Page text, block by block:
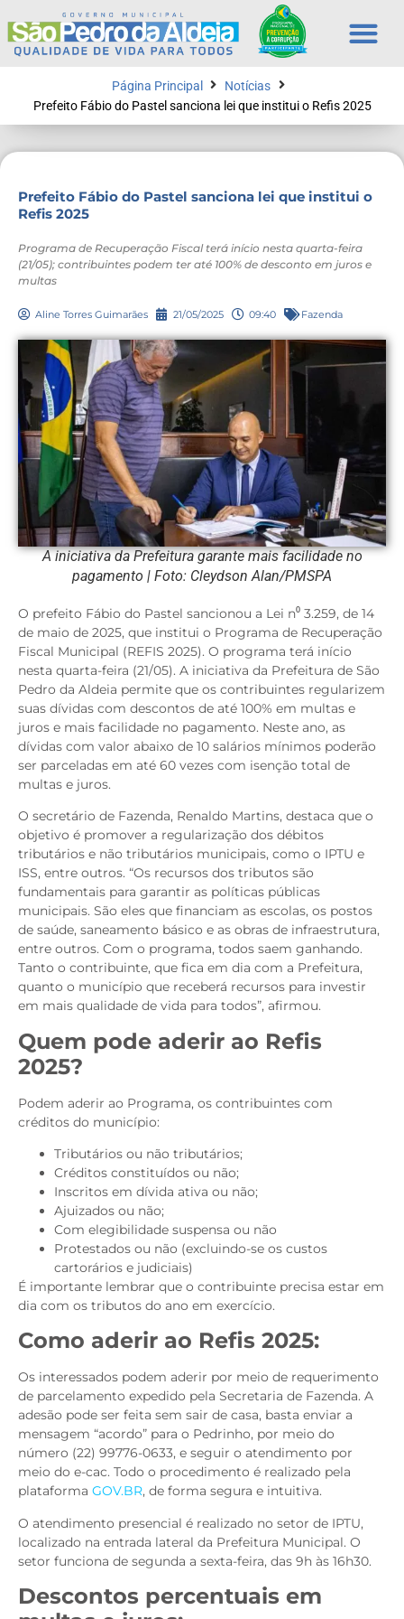
Página Principal
Notícias
Prefeito Fábio do Pastel sanciona lei que institui o Refis 2025
Prefeito Fábio do Pastel sanciona lei que institui o
Refis 2025
Programa de Recuperação Fiscal terá início nesta quarta-feira
(21/05); contribuintes podem ter até 100% de desconto em juros e
multas
Aline Torres Guimarães 21/05/2025 09:40 Fazenda
A iniciativa da Prefeitura garante mais facilidade no
pagamento | Foto: Cleydson Alan/PMSPA
O prefeito Fábio do Pastel sancionou a Lei n⁰ 3.259, de 14
de maio de 2025, que institui o Programa de Recuperação
Fiscal Municipal (REFIS 2025). O programa terá início
nesta quarta-feira (21/05). A iniciativa da Prefeitura de São
Pedro da Aldeia permite que os contribuintes regularizem
suas dívidas com descontos de até 100% em multas e
juros e mais facilidade no pagamento. Neste ano, as
dívidas com valor abaixo de 10 salários mínimos poderão
ser parceladas em até 60 vezes com isenção total de
multas e juros.
O secretário de Fazenda, Renaldo Martins, destaca que o
objetivo é promover a regularização dos débitos
tributários e não tributários municipais, como o IPTU e
ISS, entre outros. “Os recursos dos tributos são
fundamentais para garantir as políticas públicas
municipais. São eles que financiam as escolas, os postos
de saúde, saneamento básico e as obras de infraestrutura,
entre outros. Com o programa, todos saem ganhando.
Tanto o contribuinte, que fica em dia com a Prefeitura,
quanto o município que receberá recursos para investir
em mais qualidade de vida para todos”, afirmou.
Quem pode aderir ao Refis
2025?
Podem aderir ao Programa, os contribuintes com
créditos do município:
Tributários ou não tributários;
Créditos constituídos ou não;
Inscritos em dívida ativa ou não;
Ajuizados ou não;
Com elegibilidade suspensa ou não
Protestados ou não (excluindo-se os custos
cartorários e judiciais)
É importante lembrar que o contribuinte precisa estar em
dia com os tributos do ano em exercício.
Como aderir ao Refis 2025:
Os interessados podem aderir por meio de requerimento
de parcelamento expedido pela Secretaria de Fazenda. A
adesão pode ser feita sem sair de casa, basta enviar a
mensagem “acordo” para o Pedrinho, por meio do
número (22) 99776-0633, e seguir o atendimento por
meio do e-cac. Todo o procedimento é realizado pela
plataforma GOV.BR, de forma segura e intuitiva.
O atendimento presencial é realizado no setor de IPTU,
localizado na entrada lateral da Prefeitura Municipal. O
setor funciona de segunda a sexta-feira, das 9h às 16h30.
Descontos percentuais em